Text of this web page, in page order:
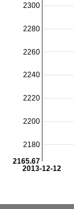
2013-12-12
2180
2200
2220
2240
2260
2280
2300
2165.67